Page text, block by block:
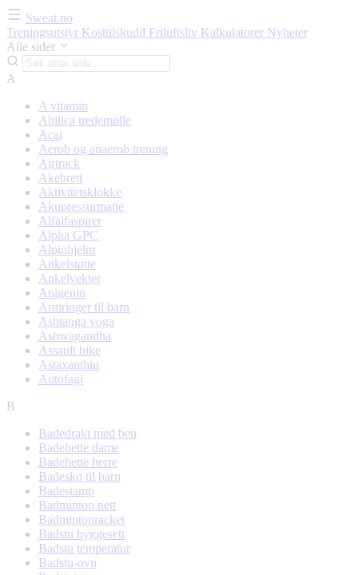
Sweat.no
Treningsutstyr Kosttilskudd Friluftsliv Kalkulatorer Nyheter
Alle sider
A
A vitamin
Abilica tredemølle
Acai
Aerob og anaerob trening
Airtrack
Akebrett
Aktivitetsklokke
Akupressurmatte
Alfalfaspirer
Alpha GPC
Alpinhjelm
Ankelstøtte
Ankelvekter
Apigenin
Armringer til barn
Ashtanga yoga
Ashwagandha
Assault bike
Astaxanthin
Autofagi
B
Badedrakt med ben
Badehette dame
Badehette herre
Badesko til barn
Badestamp
Badminton nett
Badmintonracket
Badstu byggesett
Badstu temperatur
Badstu-ovn